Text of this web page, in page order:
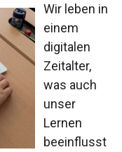
Wir leben in
einem
digitalen
Zeitalter,
was auch
unser
Lernen
beeinflusst